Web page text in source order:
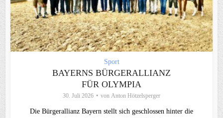
Sport
BAYERNS BÜRGERALLIANZ
FÜR OLYMPIA
30. Juli 2026 von Anton Hötzelsperger
Die Bürgerallianz Bayern stellt sich geschlossen hinter die